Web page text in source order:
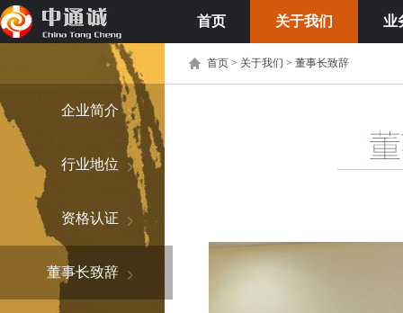
首页 关于我们 业
首页 > 关于我们 > 董事长致辞
企业简介
行业地位
资格认证
董事长致辞